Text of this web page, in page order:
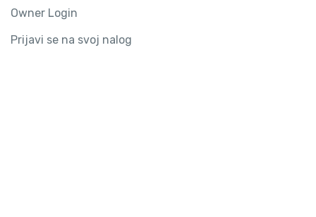
Owner Login
Prijavi se na svoj nalog